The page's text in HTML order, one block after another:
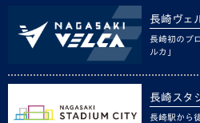
長崎ヴェ
長崎初のプ
ルカ」
長崎スタ
長崎駅から